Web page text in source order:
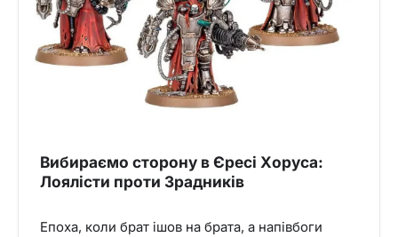
Вибираємо сторону в Єресі Хоруса:
Лоялісти проти Зрадників
Епоха, коли брат ішов на брата, а напівбоги